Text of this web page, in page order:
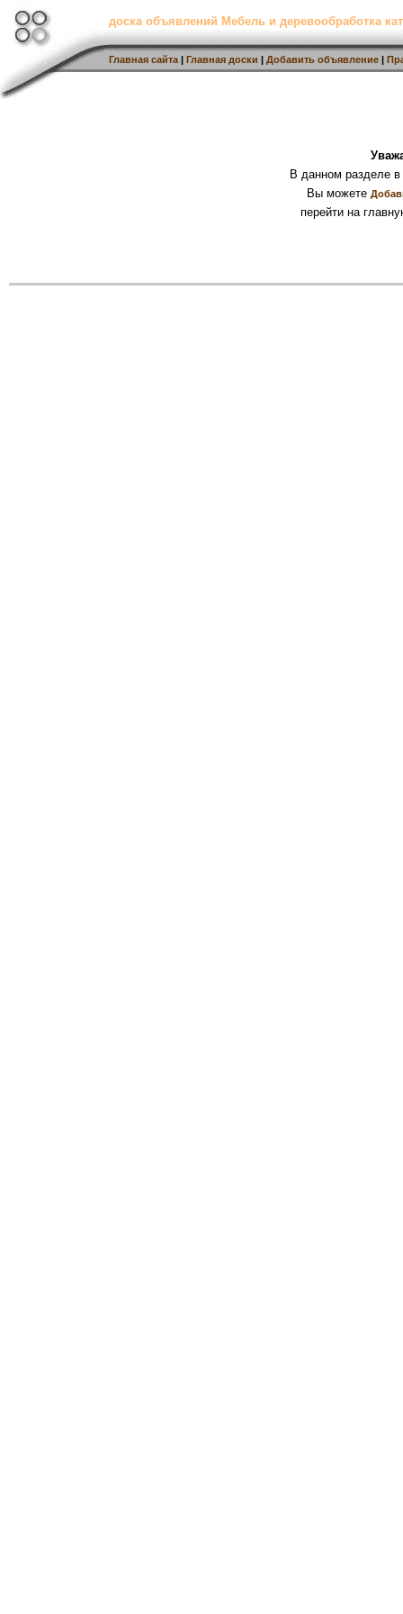
доска объявлений Мебель и деревообработка
Главная сайта | Главная доски | Добавить объявление |
В данном разделе
Вы можете
перейти на